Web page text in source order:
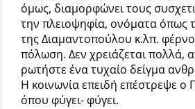
όμως, διαμορφώνει τους
την πλειοψηφία, ονόματα όπως
της Διαμαντοπούλου κ.λπ.
πόλωση. Δεν χρειάζεται πολλά,
ρωτήστε ένα τυχαίο δείγμα
Η κοινωνία επειδή επέστρεψε ο
όπου φύγει- φύγει.